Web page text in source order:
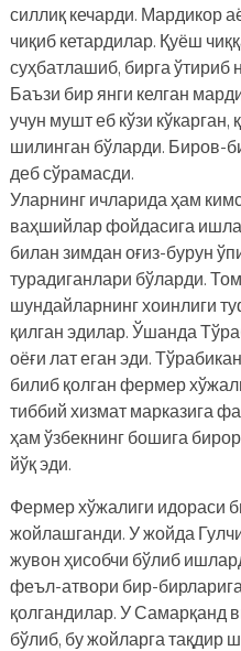
силлиқ кечарди. Мардикор
чиқиб кетардилар. Қуёш
суҳбатлашиб, бирга
Баъзи бир янги келган
учун мушт еб кўзи кўкарган,
шилинган бўларди. Биров-
деб сўрамасди.
Уларнинг ичларида ҳам
ваҳшийлар фойдасига
билан зимдан оғиз-бурун
турадиганлари бўларди.
шундайларнинг хоинлиги
қилган эдилар. Ўшанда
оёғи лат еган эди.
билиб қолган фермер
тиббий хизмат марказига
ҳам ўзбекнинг бошига
йўқ эди.
Фермер хўжалиги идораси
жойлашганди. У жойда
жувон ҳисобчи бўлиб
феъл-атвори бир-
қолгандилар. У Самарқанд
бўлиб, бу жойларга тақдир